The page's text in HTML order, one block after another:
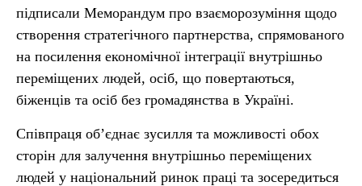
підписали Меморандум про взаєморозуміння щодо
створення стратегічного партнерства, спрямованого
на посилення економічної інтеграції внутрішньо
переміщених людей, осіб, що повертаються,
біженців та осіб без громадянства в Україні.
Співпраця об’єднає зусилля та можливості обох
сторін для залучення внутрішньо переміщених
людей у національний ринок праці та зосередиться